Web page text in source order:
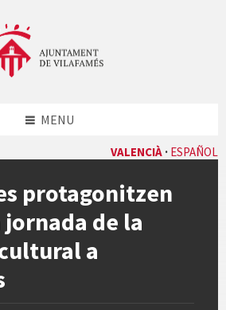
VALENCIÀ ESPAÑOL
MENU
protagonitzen
jornada de la
a